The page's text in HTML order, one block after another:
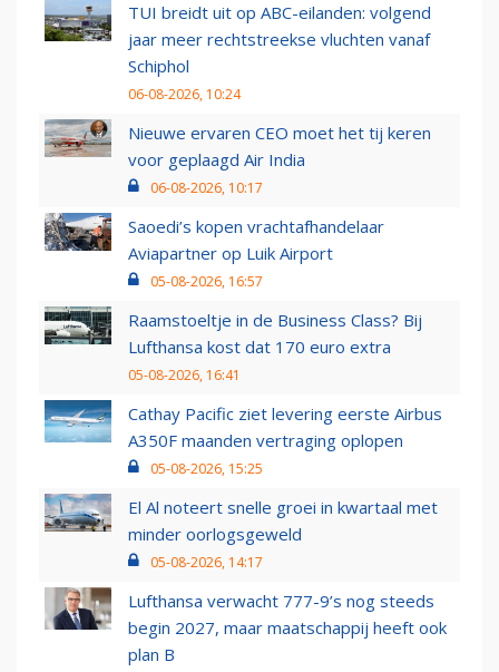
TUI breidt uit op ABC-eilanden: volgend
jaar meer rechtstreekse vluchten vanaf
Schiphol
06-08-2026, 10:24
Nieuwe ervaren CEO moet het tij keren
voor geplaagd Air India
06-08-2026, 10:17
Saoedi’s kopen vrachtafhandelaar
Aviapartner op Luik Airport
05-08-2026, 16:57
Raamstoeltje in de Business Class? Bij
Lufthansa kost dat 170 euro extra
05-08-2026, 16:41
Cathay Pacific ziet levering eerste Airbus
A350F maanden vertraging oplopen
05-08-2026, 15:25
El Al noteert snelle groei in kwartaal met
minder oorlogsgeweld
05-08-2026, 14:17
Lufthansa verwacht 777-9’s nog steeds
begin 2027, maar maatschappij heeft ook
plan B